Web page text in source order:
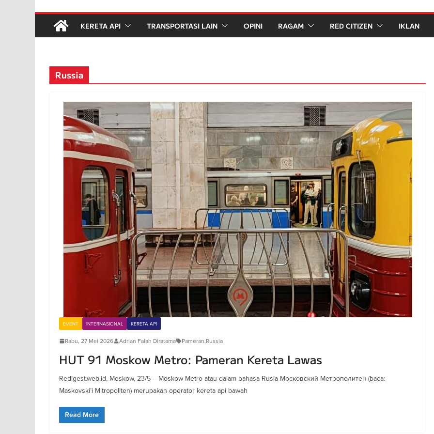
KERETA API TRANSPORTASI LAIN OPINI RAGAM RED CITIZEN IKLAN
Russia
EVENT INTERNASIONAL KERETA API
Rabu, 27 Mei 2026 Adrian Falah Diratama Pameran,Russia
HUT 91 Moskow Metro: Pameran Kereta Lawas
Redigest.web.id, Moskow, 23/5 – Moskow Metro atau dalam bahasa Rusia Московский Метрополитен (baca:
Maskovski’i Mitropoliten) merupakan operator kereta api bawah
Read More